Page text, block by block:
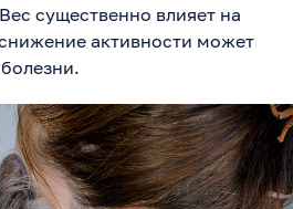
существенно влияет на
активности может